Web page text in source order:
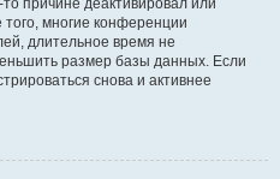
причине деактивировал или
многие конференции
длительное время не
размер базы данных. Если
снова и активнее